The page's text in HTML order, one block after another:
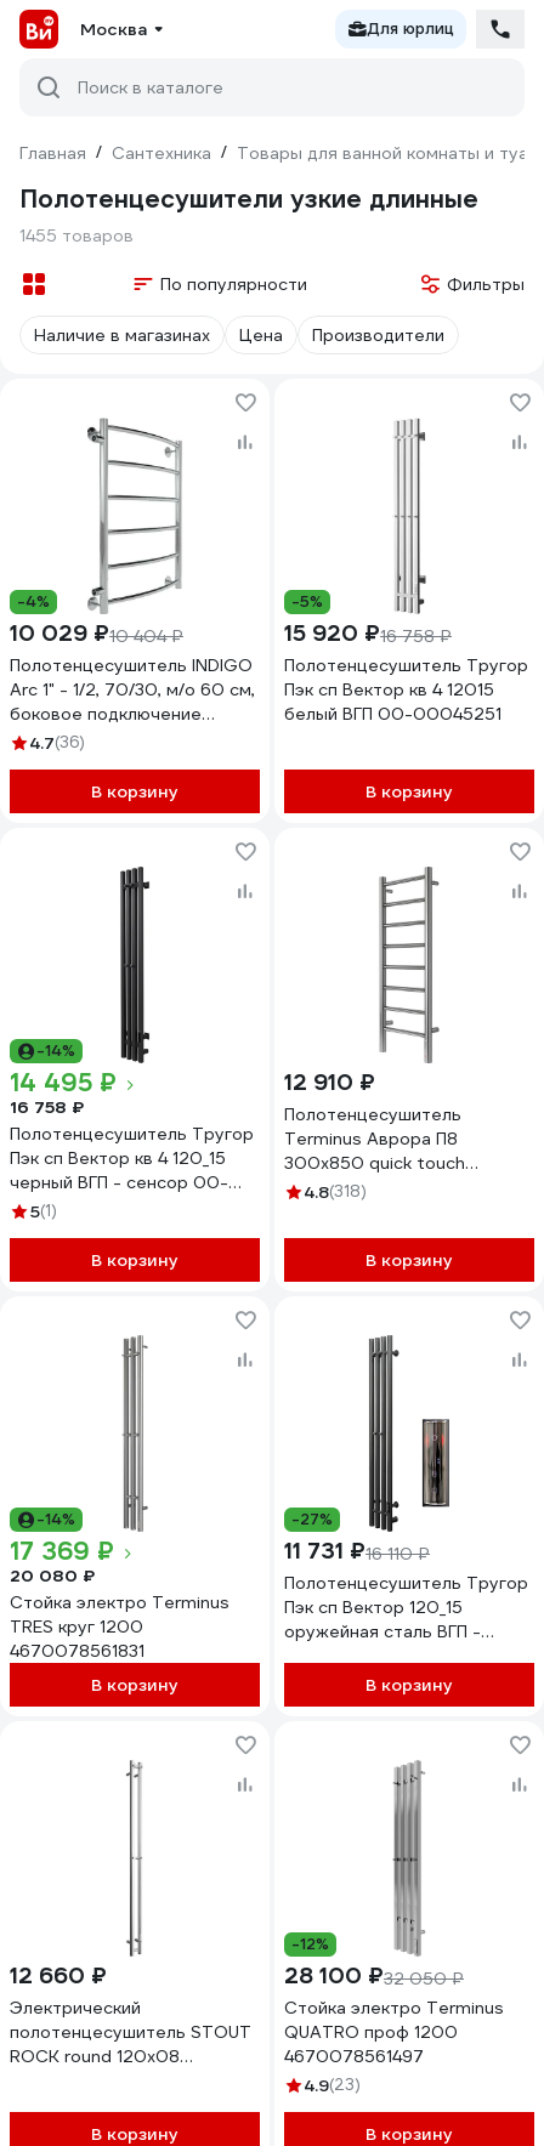
Москва Для юрлиц
Поиск в каталоге
Главная / Сантехника / Товары для ванной комнаты и
Полотенцесушители узкие длинные
1455 товаров
По популярности Фильтры
Наличие в магазинах Цена Производители
-4%
10 029 ₽10 404 ₽
Полотенцесушитель INDIGO
Arc 1" - 1/2, 70/30, м/о 60 см,
боковое подключение
LASW70-30-б/п-60
4.7(36)
В корзину
-5%
15 920 ₽16 758 ₽
Полотенцесушитель Тругор
Пэк сп Вектор кв 4 12015
белый ВГП 00-00045251
В корзину
-14%
14 495 ₽
16 758 ₽
Полотенцесушитель Тругор
Пэк сп Вектор кв 4 120_15
черный ВГП - сенсор 00-
00050075
5(1)
В корзину
12 910 ₽
Полотенцесушитель
Terminus Аврора П8
300x850 quick touch
4670078541833
4.8(318)
В корзину
-14%
17 369 ₽
20 080 ₽
Стойка электро Terminus
TRES круг 1200
4670078561831
В корзину
-27%
11 731 ₽16 110 ₽
Полотенцесушитель Тругор
Пэк сп Вектор 120_15
оружейная сталь ВГП -
В корзину
12 660 ₽
Электрический
полотенцесушитель STOUT
ROCK round 120x08
RG0093DHUE9PS6
В корзину
-12%
28 100 ₽32 050 ₽
Стойка электро Terminus
QUATRO проф 1200
4670078561497
4.9(23)
В корзину